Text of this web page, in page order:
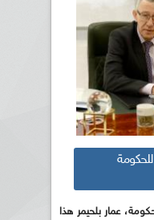
عمار بلحيمر هذا